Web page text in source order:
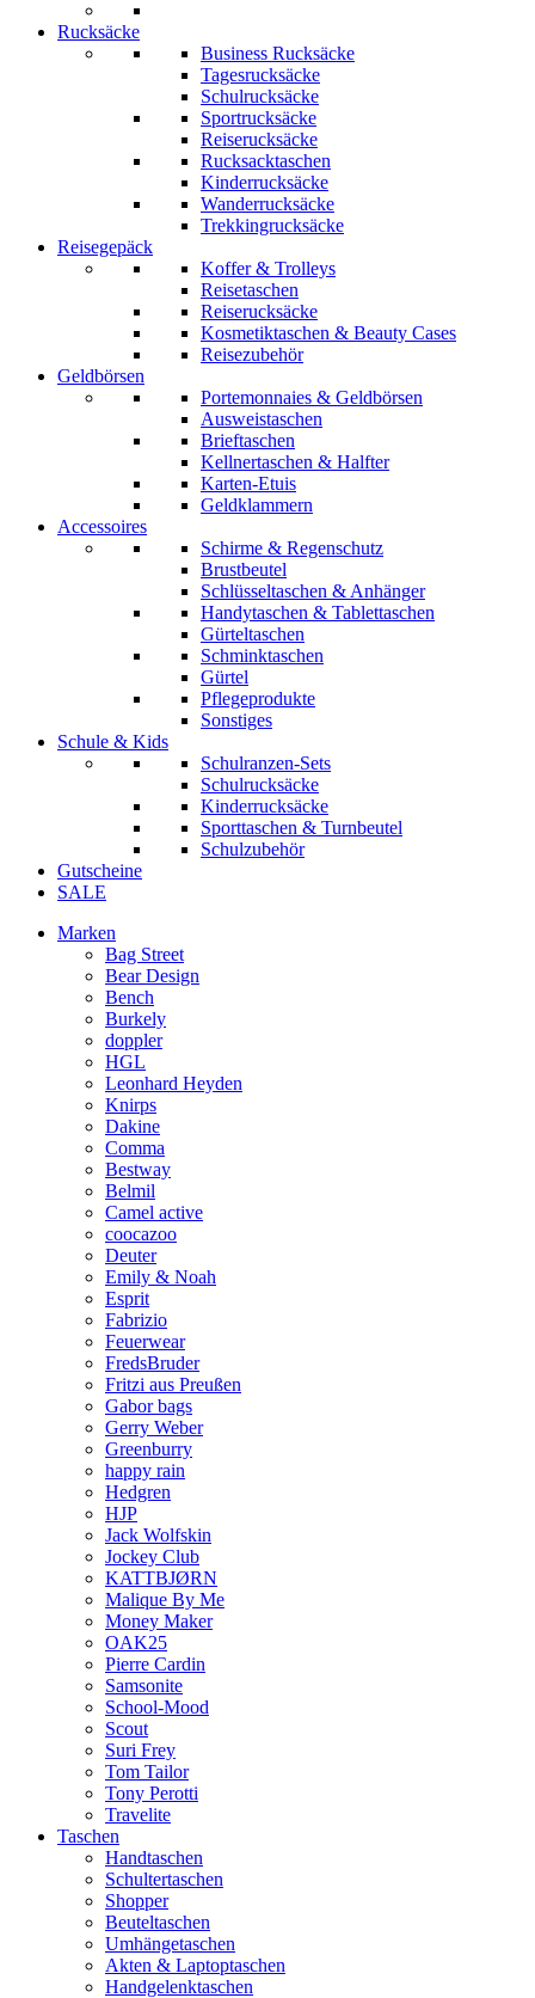
Rucksäcke
Business Rucksäcke
Tagesrucksäcke
Schulrucksäcke
Sportrucksäcke
Reiserucksäcke
Rucksacktaschen
Kinderrucksäcke
Wanderrucksäcke
Trekkingrucksäcke
Reisegepäck
Koffer & Trolleys
Reisetaschen
Reiserucksäcke
Kosmetiktaschen & Beauty Cases
Reisezubehör
Geldbörsen
Portemonnaies & Geldbörsen
Ausweistaschen
Brieftaschen
Kellnertaschen & Halfter
Karten-Etuis
Geldklammern
Accessoires
Schirme & Regenschutz
Brustbeutel
Schlüsseltaschen & Anhänger
Handytaschen & Tablettaschen
Gürteltaschen
Schminktaschen
Gürtel
Pflegeprodukte
Sonstiges
Schule & Kids
Schulranzen-Sets
Schulrucksäcke
Kinderrucksäcke
Sporttaschen & Turnbeutel
Schulzubehör
Gutscheine
SALE
Marken
Bag Street
Bear Design
Bench
Burkely
doppler
HGL
Leonhard Heyden
Knirps
Dakine
Comma
Bestway
Belmil
Camel active
coocazoo
Deuter
Emily & Noah
Esprit
Fabrizio
Feuerwear
FredsBruder
Fritzi aus Preußen
Gabor bags
Gerry Weber
Greenburry
happy rain
Hedgren
HJP
Jack Wolfskin
Jockey Club
KATTBJØRN
Malique By Me
Money Maker
OAK25
Pierre Cardin
Samsonite
School-Mood
Scout
Suri Frey
Tom Tailor
Tony Perotti
Travelite
Taschen
Handtaschen
Schultertaschen
Shopper
Beuteltaschen
Umhängetaschen
Akten & Laptoptaschen
Handgelenktaschen